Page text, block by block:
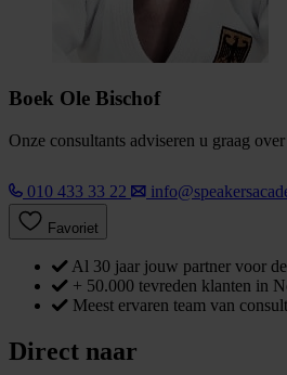
Boek Ole Bischof
Onze consultants adviseren u graag
010 433 33 22
Favoriet
Al 30 jaar jouw partner voor
+ 50.000 tevreden klanten in
Meest ervaren team van
Direct naar